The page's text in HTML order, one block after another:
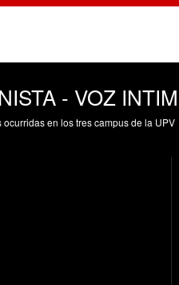
- VOZ
en los tres campus de la UPV